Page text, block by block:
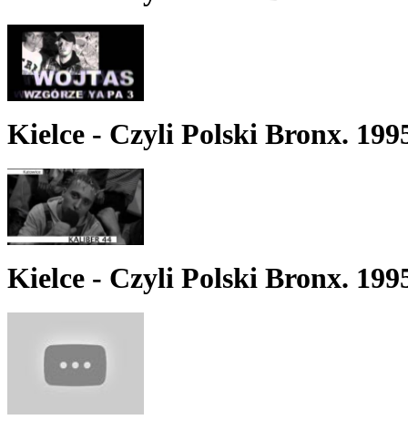
Kielce - Czyli Polski Bronx.
Kielce - Czyli Polski Bronx.